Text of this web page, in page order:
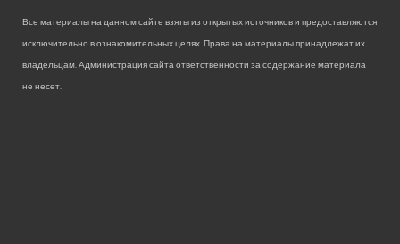
Все материалы на данном сайте взяты из открытых источников и предоставляются
исключительно в ознакомительных целях. Права на материалы принадлежат их
владельцам. Администрация сайта ответственности за содержание материала
не несет.